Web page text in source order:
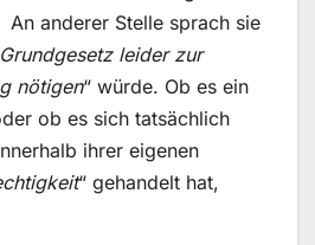
An anderer Stelle sprach sie
Grundgesetz leider zur
nötigen“ würde. Ob es ein
ob es sich tatsächlich
ihrer eigenen
“ gehandelt hat,